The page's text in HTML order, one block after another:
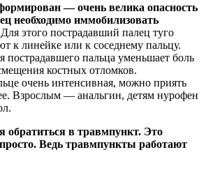
— очень велика опасность
необходимо иммобилизовать
этого пострадавший палец туго
к линейке или к соседнему пальцу.
пальца уменьшает боль
костных отломков.
очень интенсивная, можно приять
Взрослым — анальгин, детям нурофен
обратиться в травмпункт. Это
просто. Ведь травмпункты работают